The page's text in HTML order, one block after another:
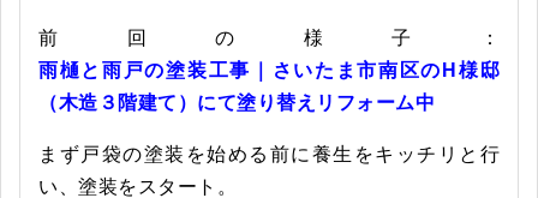
前回の様子：
雨樋と雨戸の塗装工事｜さいたま市南区のH様邸
（木造３階建て）にて塗り替えリフォーム中
まず戸袋の塗装を始める前に養生をキッチリと行
い、塗装をスタート。